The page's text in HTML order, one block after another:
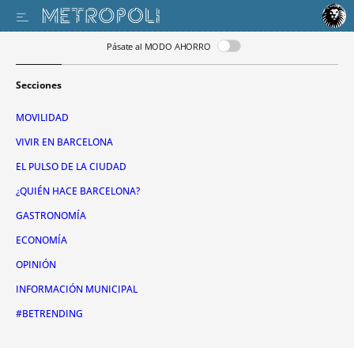
Pásate al MODO AHORRO
Secciones
MOVILIDAD
VIVIR EN BARCELONA
EL PULSO DE LA CIUDAD
¿QUIÉN HACE BARCELONA?
GASTRONOMÍA
ECONOMÍA
OPINIÓN
INFORMACIÓN MUNICIPAL
#BETRENDING